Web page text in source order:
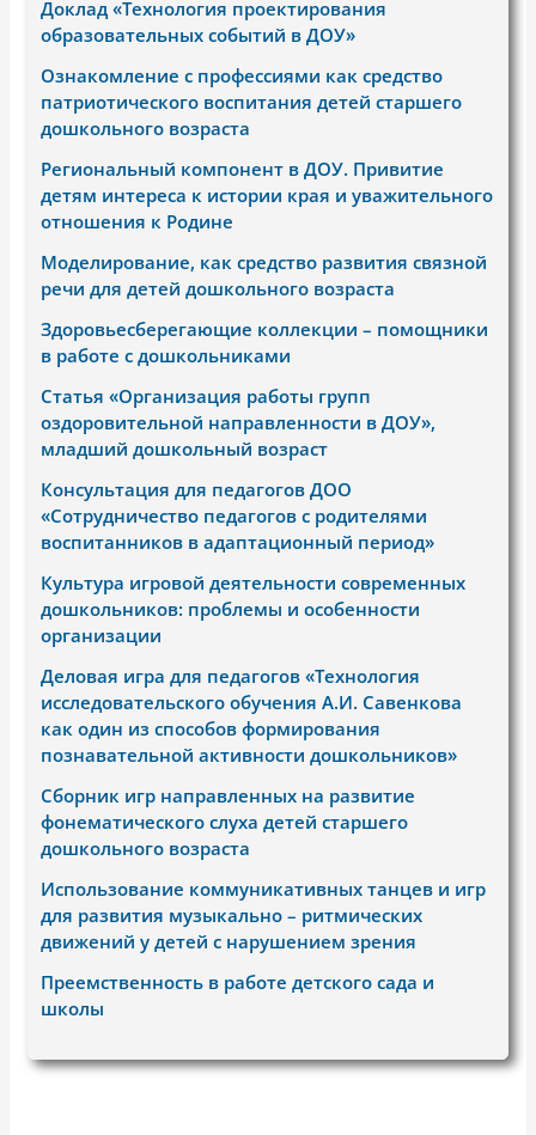
Доклад «Технология проектирования
образовательных событий в ДОУ»
Ознакомление с профессиями как средство
патриотического воспитания детей старшего
дошкольного возраста
Региональный компонент в ДОУ. Привитие
детям интереса к истории края и уважительного
отношения к Родине
Моделирование, как средство развития связной
речи для детей дошкольного возраста
Здоровьесберегающие коллекции – помощники
в работе с дошкольниками
Статья «Организация работы групп
оздоровительной направленности в ДОУ»,
младший дошкольный возраст
Консультация для педагогов ДОО
«Сотрудничество педагогов с родителями
воспитанников в адаптационный период»
Культура игровой деятельности современных
дошкольников: проблемы и особенности
организации
Деловая игра для педагогов «Технология
исследовательского обучения А.И. Савенкова
как один из способов формирования
познавательной активности дошкольников»
Сборник игр направленных на развитие
фонематического слуха детей старшего
дошкольного возраста
Использование коммуникативных танцев и игр
для развития музыкально – ритмических
движений у детей с нарушением зрения
Преемственность в работе детского сада и
школы